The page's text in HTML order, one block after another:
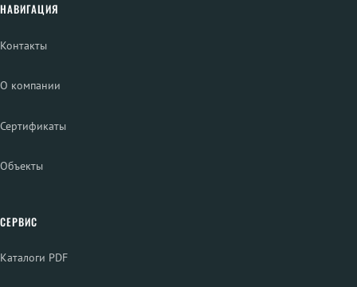
НАВИГАЦИЯ
Контакты
О компании
Сертификаты
Объекты
СЕРВИС
Каталоги PDF